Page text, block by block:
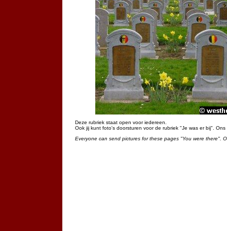
Deze rubriek staat open voor iedereen.
Ook jij kunt foto's doorsturen voor de rubriek "Je was er bij".
Everyone can send pictures for these pages "You were there".